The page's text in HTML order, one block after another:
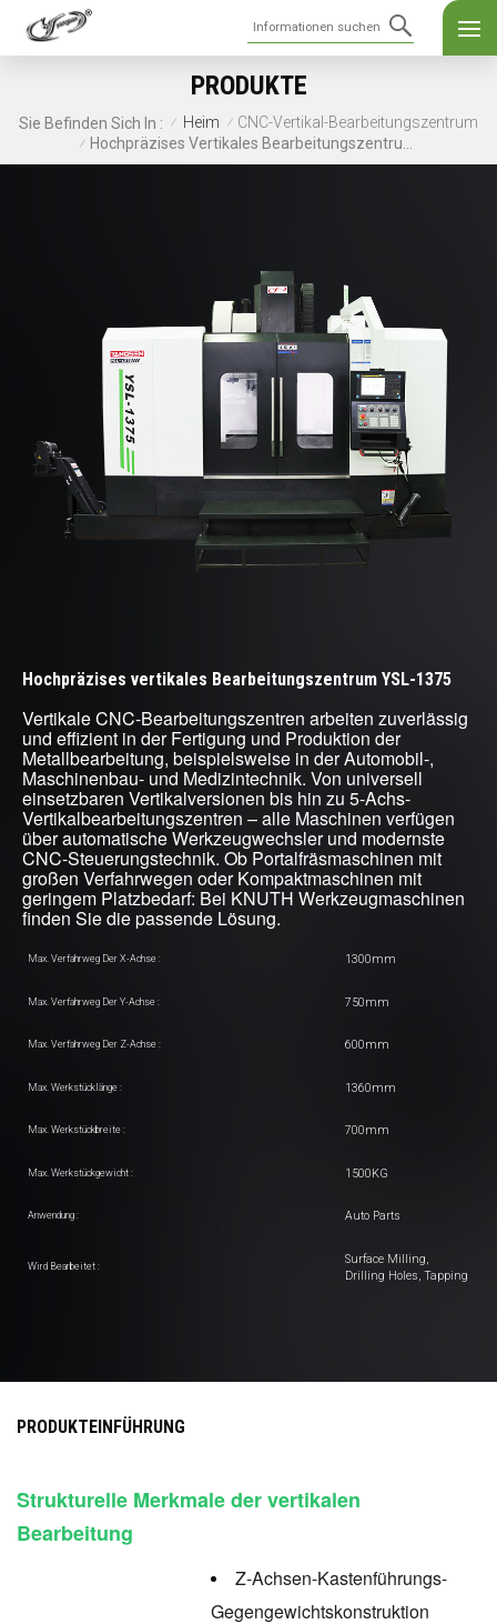
PRODUKTE
Sie Befinden Sich In : / Heim / CNC-Vertikal-Bearbeitungszentrum
/
Hochpräzises vertikales Bearbeitungszentrum YSL-1375
Vertikale CNC-Bearbeitungszentren arbeiten zuverlässig
und effizient in der Fertigung und Produktion der
Metallbearbeitung, beispielsweise in der Automobil-,
Maschinenbau- und Medizintechnik. Von universell
einsetzbaren Vertikalversionen bis hin zu 5-Achs-
Vertikalbearbeitungszentren – alle Maschinen verfügen
über automatische Werkzeugwechsler und modernste
CNC-Steuerungstechnik. Ob Portalfräsmaschinen mit
großen Verfahrwegen oder Kompaktmaschinen mit
geringem Platzbedarf: Bei KNUTH Werkzeugmaschinen
finden Sie die passende Lösung.
Max. Verfahrweg Der X-Achse : 1300mm
Max. Verfahrweg Der Y-Achse : 750mm
Max. Verfahrweg Der Z-Achse : 600mm
Max. Werkstücklänge : 1360mm
Max. Werkstückbreite : 700mm
Max. Werkstückgewicht : 1500KG
Anwendung : Auto Parts
Wird Bearbeitet :
Surface Milling,
Drilling Holes, Tapping
PRODUKTEINFÜHRUNG
Strukturelle Merkmale der vertikalen
Bearbeitung
Z-Achsen-Kastenführungs-
Gegengewichtskonstruktion